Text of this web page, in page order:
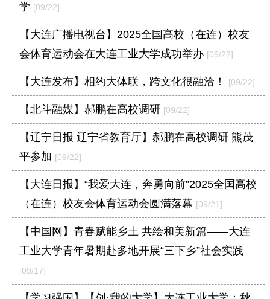
学 [09/22]
【大连广播电视台】2025全国高校（在连）校友
会体育运动会在大连工业大学成功举办 [09/22]
【大连发布】相约大体联，跨文化很融洽！ [09/22]
【北斗融媒】郝鹏在高校调研 [09/22]
【辽宁日报 辽宁省教育厅】郝鹏在高校调研 熊茂
平参加 [09/22]
【大连日报】“我爱大连，奔勇向前”2025全国高校
（在连）校友会体育运动会圆满落幕 [09/21]
【中国网】青春赋能乡土 共绘和美新篇——大连
工业大学青年暑期赴多地开展“三下乡”社会实践
[09/17]